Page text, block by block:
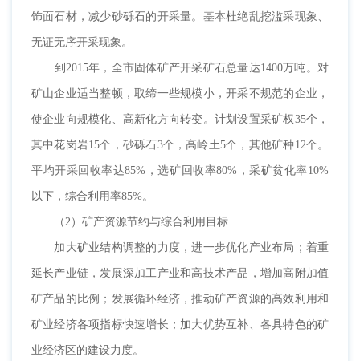
饰面石材，减少砂砾石的开采量。基本杜绝乱挖滥采现象、
无证无序开采现象。
到2015年，全市固体矿产开采矿石总量达1400万吨。对
矿山企业适当整顿，取缔一些规模小，开采不规范的企业，
使企业向规模化、高新化方向转变。计划设置采矿权35个，
其中花岗岩15个，砂砾石3个，高岭土5个，其他矿种12个。
平均开采回收率达85%，选矿回收率80%，采矿贫化率10%
以下，综合利用率85%。
（2）矿产资源节约与综合利用目标
加大矿业结构调整的力度，进一步优化产业布局；着重
延长产业链，发展深加工产业和高技术产品，增加高附加值
矿产品的比例；发展循环经济，推动矿产资源的高效利用和
矿业经济各项指标快速增长；加大优势互补、各具特色的矿
业经济区的建设力度。